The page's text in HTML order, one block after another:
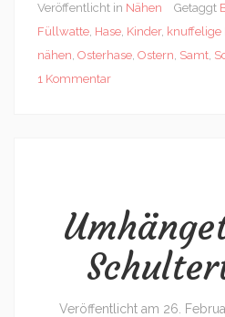
Veröffentlicht in Nähen Getaggt
Füllwatte, Hase, Kinder, knuffelige
nähen, Osterhase, Ostern, Samt,
1 Kommentar
Veröffentlicht am 26.